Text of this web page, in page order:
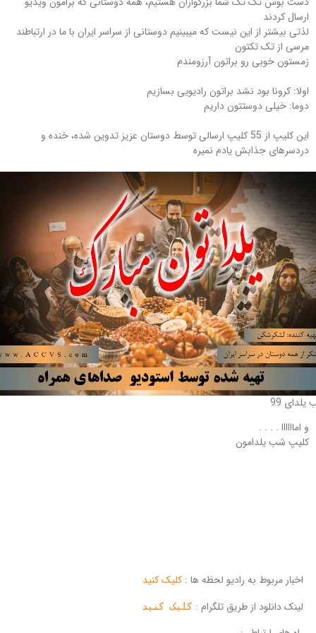
ارسال کردند
لذتی بیشتر از این نیست که میبینیم دوستانی از سراسر ایران با ما در ارتباطند
مرسی از تک تکتون
زمستون خوبی رو براتون آرزومندم
اولا: کرونا بود نشد براتون رادیویی بسازیم
دوما: خیلی دوستتون داریم
این کلیپ از 55 کلیپ ارسالی توسط دوستان عزیز تدوین شده، خنده و
دردسرهای جذابش یادم نمیره
99
و اماااااا . . . .
کلیپ شب یلدامون
اخبار مربوط به رادیو لحظه ها : کلیک کنید
لینک دانلود از طریق تلگرام : کلیک کنید